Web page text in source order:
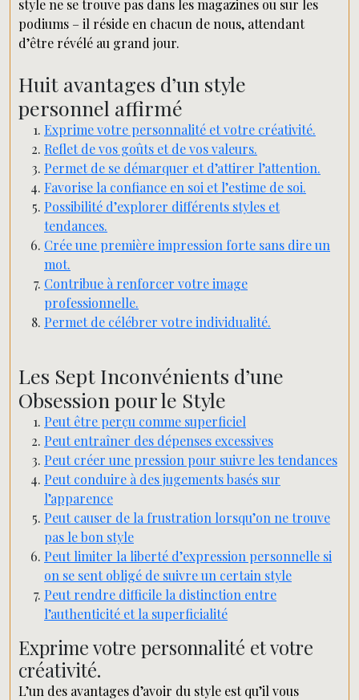
style ne se trouve pas dans les magazines ou sur les
podiums – il réside en chacun de nous, attendant
d’être révélé au grand jour.
Huit avantages d’un style
personnel affirmé
Exprime votre personnalité et votre créativité.
Reflet de vos goûts et de vos valeurs.
Permet de se démarquer et d’attirer l’attention.
Favorise la confiance en soi et l’estime de soi.
Possibilité d’explorer différents styles et
tendances.
Crée une première impression forte sans dire un
mot.
Contribue à renforcer votre image
professionnelle.
Permet de célébrer votre individualité.
Les Sept Inconvénients d’une
Obsession pour le Style
Peut être perçu comme superficiel
Peut entraîner des dépenses excessives
Peut créer une pression pour suivre les tendances
Peut conduire à des jugements basés sur
l’apparence
Peut causer de la frustration lorsqu’on ne trouve
pas le bon style
Peut limiter la liberté d’expression personnelle si
on se sent obligé de suivre un certain style
Peut rendre difficile la distinction entre
l’authenticité et la superficialité
Exprime votre personnalité et votre
créativité.
L’un des avantages d’avoir du style est qu’il vous